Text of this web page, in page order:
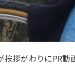
拶がわりにPR動